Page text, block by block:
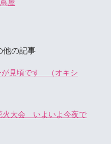
屋
他の記事
が見頃です （オキシ
火大会 いよいよ今夜で